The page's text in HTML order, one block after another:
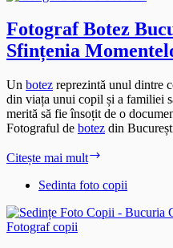
Fotograf Botez
Sfințenia
Un botez reprezintă unul dintre
din viața unui copil și a familiei
merită să fie însoțit de o
Fotograful de botez din
Citește mai mult
București
Îmbrățișând
Sedinta foto copii